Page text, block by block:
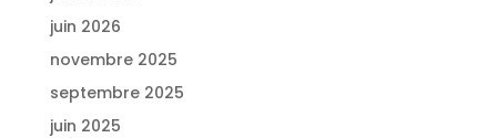
juin 2026
novembre 2025
septembre 2025
juin 2025